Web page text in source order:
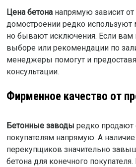
Цена бетонанапрямую зависит
домостроении редко
но бывают исключения. Если
выборе или рекомендации по
менеджеры помогут и
консультации.
Фирменное качество от
Бетонные заводы редко
покупателям напрямую. А
перекупщиков значительно
бетона для конечного